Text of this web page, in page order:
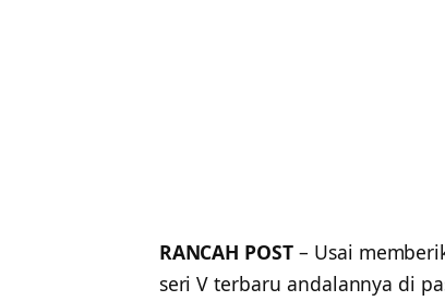
RANCAH POST – Usai
seri V terbaru andalannya di